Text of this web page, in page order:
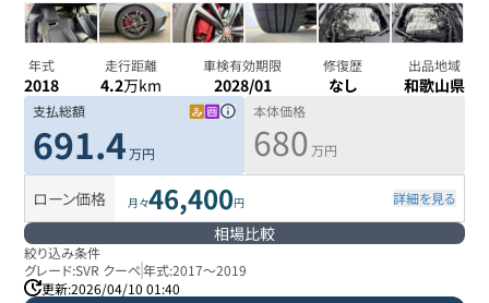
年式
2018
走行距離
4.2万km
車検有効期限
2028/01
修復歴
なし
出品地域
和歌山県
支払総額
691.4 万円
本体価格
680 万円
ローン価格 月々46,400円 詳細を見る
相場比較
絞り込み条件
グレード:SVR クーペ 年式:2017～2019
更新:2026/04/10 01:40